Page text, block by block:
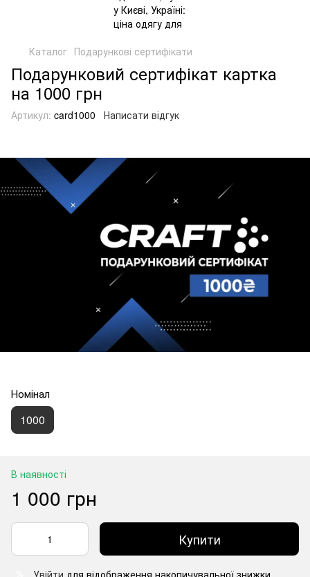
Каталог Подарункові сертифікати
Подарунковий сертифікат картка
на 1000 грн
Артикул: card1000 Написати відгук
Номінал
1000
В наявності
1 000 грн
Купити
Увійти для відображення накопичувальної знижки